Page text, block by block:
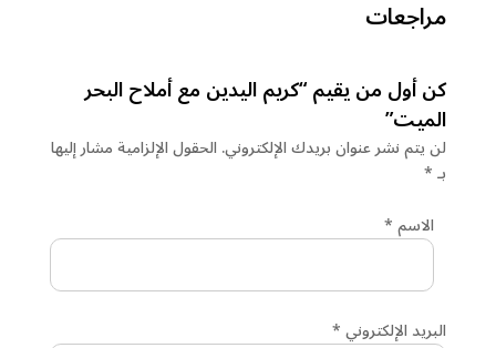
مراجعات
كن أول من يقيم “كريم اليدين مع أملاح البحر
الميت”
لن يتم نشر عنوان بريدك الإلكتروني. الحقول الإلزامية مشار إليها
بـ*
الاسم*
البريد الإلكتروني*